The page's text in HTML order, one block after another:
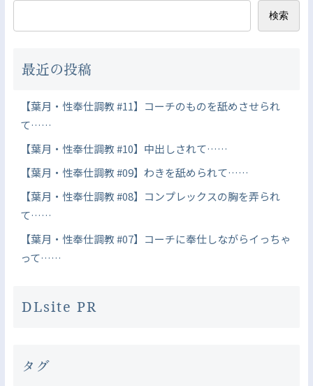
検索
最近の投稿
【葉月・性奉仕調教 #11】コーチのものを舐めさせられ
て……
【葉月・性奉仕調教 #10】中出しされて……
【葉月・性奉仕調教 #09】わきを舐められて……
【葉月・性奉仕調教 #08】コンプレックスの胸を弄られ
て……
【葉月・性奉仕調教 #07】コーチに奉仕しながらイっちゃ
って……
DLsite PR
タグ